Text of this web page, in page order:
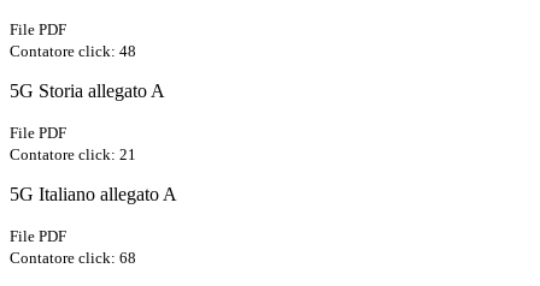
File PDF
Contatore click: 48
5G Storia allegato A
File PDF
Contatore click: 21
5G Italiano allegato A
File PDF
Contatore click: 68